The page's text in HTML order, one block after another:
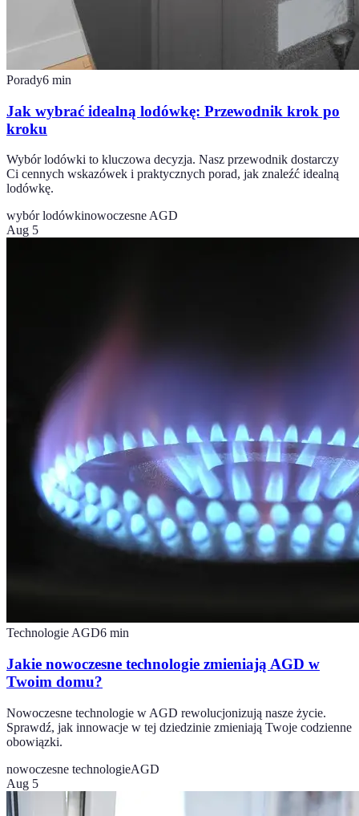
Porady6 min
Jak wybrać idealną lodówkę: Przewodnik krok po
kroku
Wybór lodówki to kluczowa decyzja. Nasz przewodnik dostarczy
Ci cennych wskazówek i praktycznych porad, jak znaleźć idealną
lodówkę.
wybór lodówkinowoczesne AGD
Aug 5
Technologie AGD6 min
Jakie nowoczesne technologie zmieniają AGD w
Twoim domu?
Nowoczesne technologie w AGD rewolucjonizują nasze życie.
Sprawdź, jak innowacje w tej dziedzinie zmieniają Twoje codzienne
obowiązki.
nowoczesne technologieAGD
Aug 5